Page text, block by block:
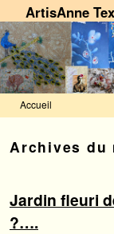
ArtisAnne
Accueil
Archives du
Jardin fleuri
?….